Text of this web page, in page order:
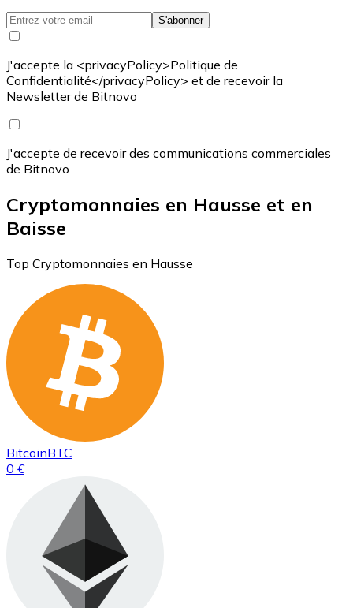
S'abonner
J'accepte la <privacyPolicy>Politique de
Confidentialité</privacyPolicy> et de recevoir la
Newsletter de Bitnovo
J'accepte de recevoir des communications commerciales
de Bitnovo
Cryptomonnaies en Hausse et en
Baisse
Top Cryptomonnaies en Hausse
BitcoinBTC
0 €